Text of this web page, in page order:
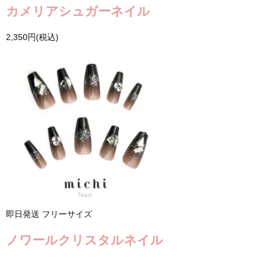
カメリアシュガーネイル
2,350円(税込)
即日発送 フリーサイズ
ノワールクリスタルネイル